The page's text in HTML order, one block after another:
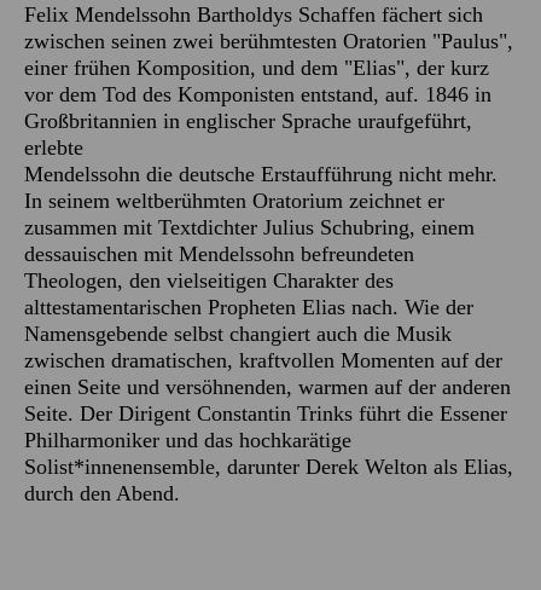
Felix Mendelssohn Bartholdys Schaffen fächert sich
zwischen seinen zwei berühmtesten Oratorien "Paulus",
einer frühen Komposition, und dem "Elias", der kurz
vor dem Tod des Komponisten entstand, auf. 1846 in
Großbritannien in englischer Sprache uraufgeführt,
erlebte
Mendelssohn die deutsche Erstaufführung nicht mehr.
In seinem weltberühmten Oratorium zeichnet er
zusammen mit Textdichter Julius Schubring, einem
dessauischen mit Mendelssohn befreundeten
Theologen, den vielseitigen Charakter des
alttestamentarischen Propheten Elias nach. Wie der
Namensgebende selbst changiert auch die Musik
zwischen dramatischen, kraftvollen Momenten auf der
einen Seite und versöhnenden, warmen auf der anderen
Seite. Der Dirigent Constantin Trinks führt die Essener
Philharmoniker und das hochkarätige
Solist*innenensemble, darunter Derek Welton als Elias,
durch den Abend.